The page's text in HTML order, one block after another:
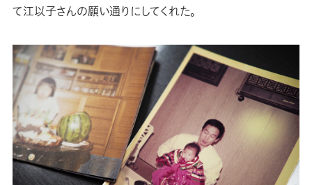
て江以子さんの願い通りにしてくれた。